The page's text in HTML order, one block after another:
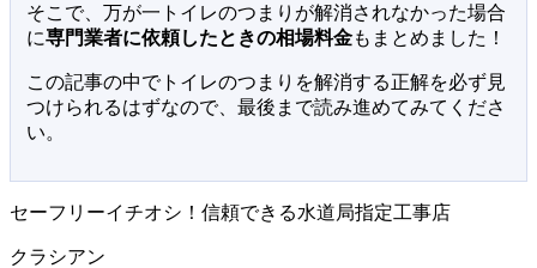
そこで、万が一トイレのつまりが解消されなかった場合
に専門業者に依頼したときの相場料金もまとめました！
この記事の中でトイレのつまりを解消する正解を必ず見
つけられるはずなので、最後まで読み進めてみてくださ
い。
セーフリーイチオシ！信頼できる水道局指定工事店
クラシアン